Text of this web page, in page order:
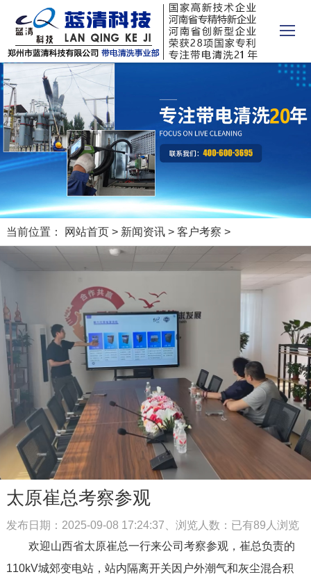
当前位置： 网站首页> 新闻资讯> 客户考察 >
太原崔总考察参观
发布日期：2025-09-08 17:24:37、浏览人数：已有89 人浏览
欢迎山西省太原崔总一行来公司考察参观，崔总负责的
110kV城郊变电站，站内隔离开关因户外潮气和灰尘混合积